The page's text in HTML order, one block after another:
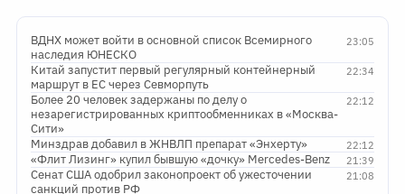
23:05
ВДНХ может войти в основной список Всемирного
наследия ЮНЕСКО
22:34
Китай запустит первый регулярный контейнерный
маршрут в ЕС через Севморпуть
22:12
Более 20 человек задержаны по делу о
незарегистрированных криптообменниках в «Москва-
Сити»
22:12
Минздрав добавил в ЖНВЛП препарат «Энхерту»
21:39
«Флит Лизинг» купил бывшую «дочку» Mercedes-Benz
21:08
Сенат США одобрил законопроект об ужесточении
санкций против РФ